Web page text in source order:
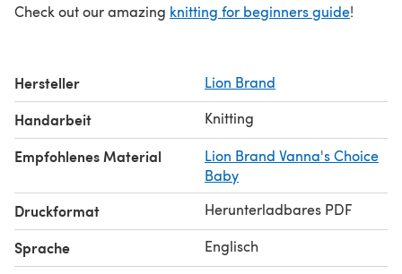
Check out our amazing knitting for beginners guide!
Hersteller Lion Brand
Handarbeit Knitting
Empfohlenes Material
Lion Brand Vanna's Choice
Baby
Druckformat Herunterladbares PDF
Sprache Englisch